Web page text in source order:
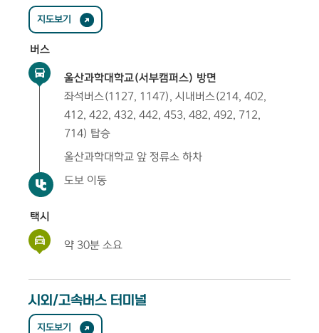
지도보기
버스
울산과학대학교(서부캠퍼스) 방면
좌석버스(1127, 1147), 시내버스(214, 402,
412, 422, 432, 442, 453, 482, 492, 712,
714) 탑승
울산과학대학교 앞 정류소 하차
도보 이동
택시
약 30분 소요
시외/고속버스 터미널
지도보기